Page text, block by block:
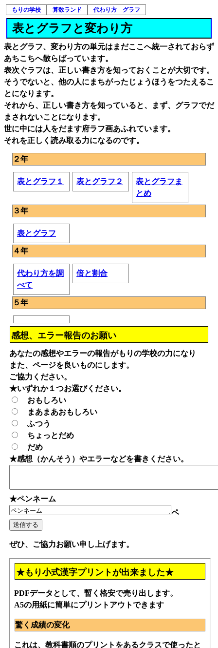
もりの学校 算数ランド 代わり方 グラフ
表とグラフと変わり方
表とグラフ、変わり方の単元はまだここへ統一されておらず
あちこちへ散らばっています。
表次ぐラフは、正しい書き方を知っておくことが大切です。
そうでないと、他の人にまちがったじょうほうをつたえるこ
とになります。
それから、正しい書き方を知っていると、まず、グラフでだ
まされないことになります。
世に中には人をだます府ラフ画あふれています。
それを正しく読み取る力になるのです。
２年
表とグラフ１ 表とグラフ２
表とグラフま
とめ
３年
表とグラフ
４年
代わり方を調
べて
倍と割合
５年
感想、エラー報告のお願い
あなたの感想やエラーの報告がもりの学校の力になり
また、ページを良いものにします。
ご協力ください。
★いずれか１つお選びください。
おもしろい
まあまあおもしろい
ふつう
ちょっとだめ
だめ
★感想（かんそう）やエラーなどを書きください。
★ペンネーム
ペ
ぜひ、ご協力お願い申し上げます。